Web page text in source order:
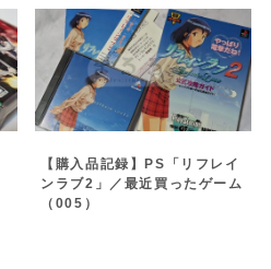
【購入品記録】PS「リフレイ
ンラブ2」／最近買ったゲーム
（005）